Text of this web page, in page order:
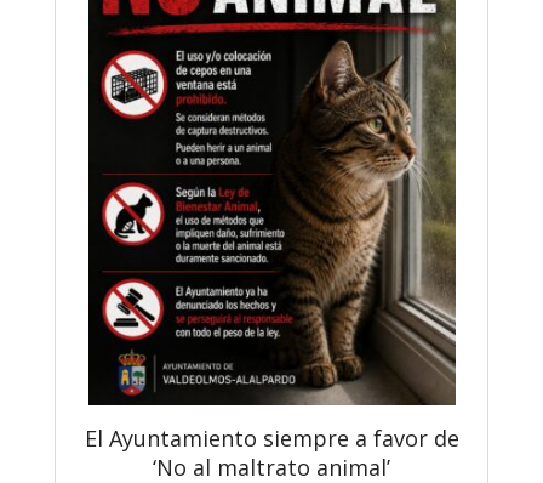
El Ayuntamiento siempre a favor de
‘No al maltrato animal’